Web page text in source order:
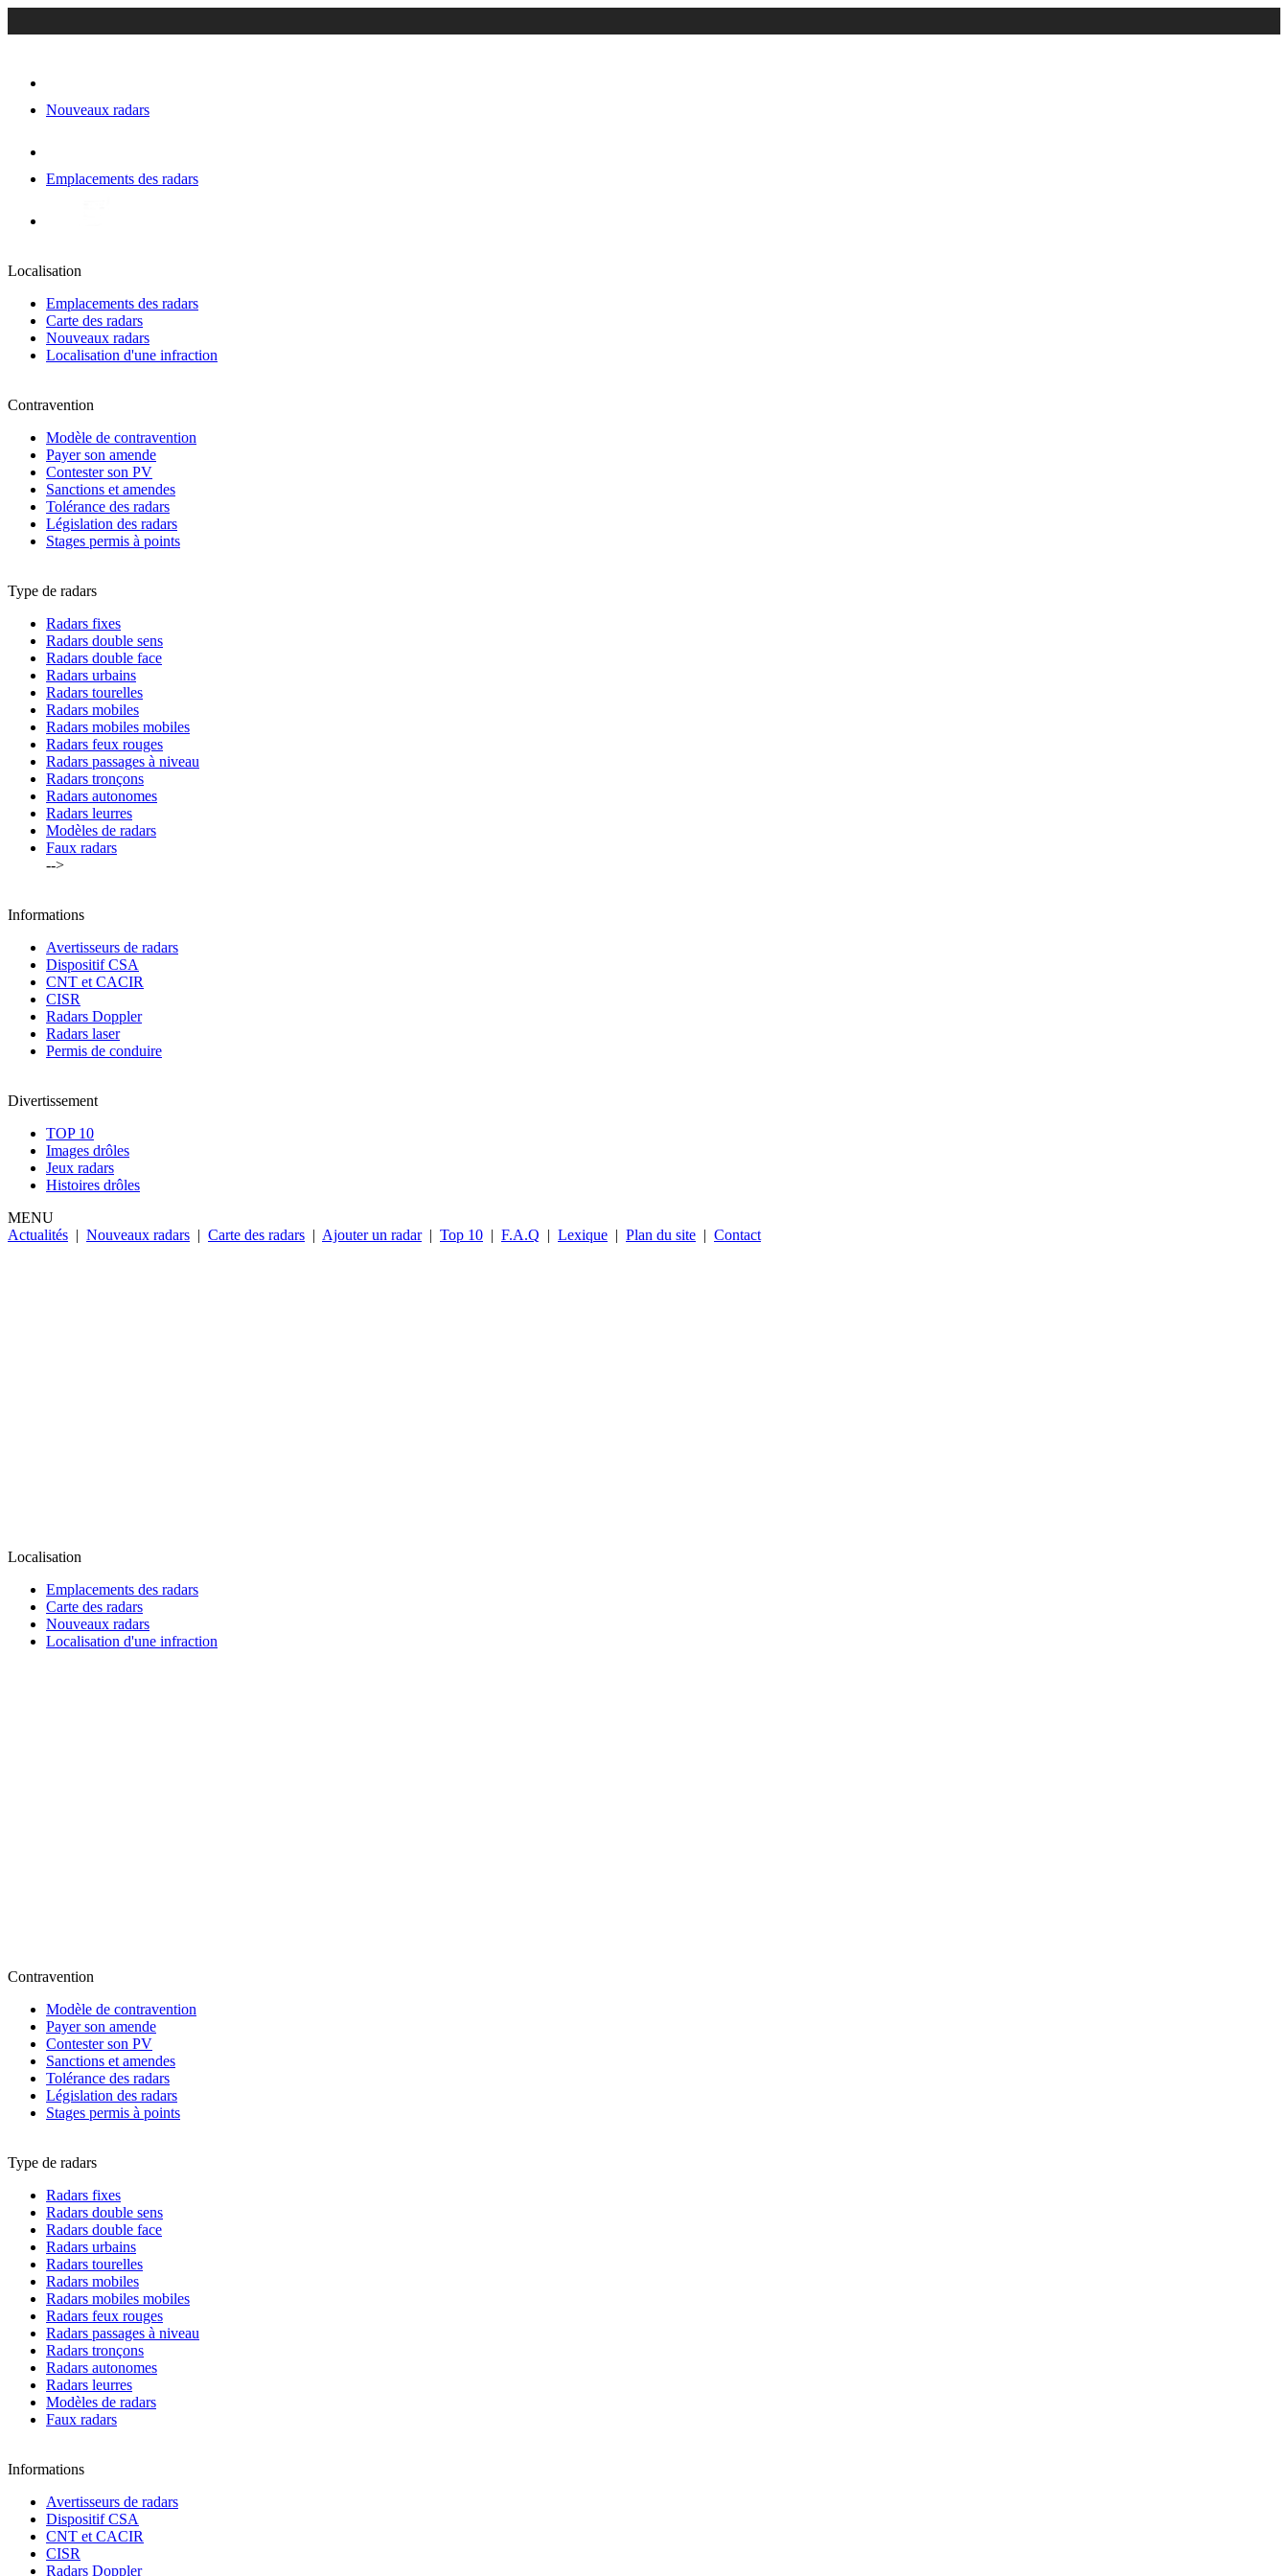
Nouveaux radars
Emplacements des radars
Localisation
Emplacements des radars
Carte des radars
Nouveaux radars
Localisation d'une infraction
Contravention
Modèle de contravention
Payer son amende
Contester son PV
Sanctions et amendes
Tolérance des radars
Législation des radars
Stages permis à points
Type de radars
Radars fixes
Radars double sens
Radars double face
Radars urbains
Radars tourelles
Radars mobiles
Radars mobiles mobiles
Radars feux rouges
Radars passages à niveau
Radars tronçons
Radars autonomes
Radars leurres
Modèles de radars
Faux radars
-->
Informations
Avertisseurs de radars
Dispositif CSA
CNT et CACIR
CISR
Radars Doppler
Radars laser
Permis de conduire
Divertissement
TOP 10
Images drôles
Jeux radars
Histoires drôles
MENU
Actualités | Nouveaux radars | Carte des radars | Ajouter un radar | Top 10 | F.A.Q | Lexique | Plan du site | Contact
Localisation
Emplacements des radars
Carte des radars
Nouveaux radars
Localisation d'une infraction
Contravention
Modèle de contravention
Payer son amende
Contester son PV
Sanctions et amendes
Tolérance des radars
Législation des radars
Stages permis à points
Type de radars
Radars fixes
Radars double sens
Radars double face
Radars urbains
Radars tourelles
Radars mobiles
Radars mobiles mobiles
Radars feux rouges
Radars passages à niveau
Radars tronçons
Radars autonomes
Radars leurres
Modèles de radars
Faux radars
Informations
Avertisseurs de radars
Dispositif CSA
CNT et CACIR
CISR
Radars Doppler